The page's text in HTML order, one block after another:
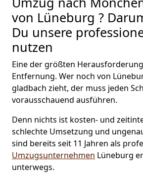
von Lüneburg ?
Du unsere
nutzen
Eine der größten
Entfernung. Wer noch von
gladbach zieht, der muss jeden
vorausschauend ausführen.
Denn nichts ist kosten- und
schlechte Umsetzung und
sind bereits seit 11 Jahren als
Umzugsunternehmen Lüneburg
unterwegs.